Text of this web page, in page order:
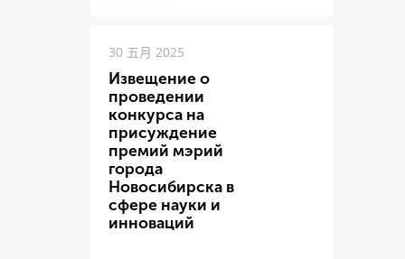
30 五月 2025
Извещение о
проведении
конкурса на
присуждение
премий мэрий
города
Новосибирска в
сфере науки и
инноваций